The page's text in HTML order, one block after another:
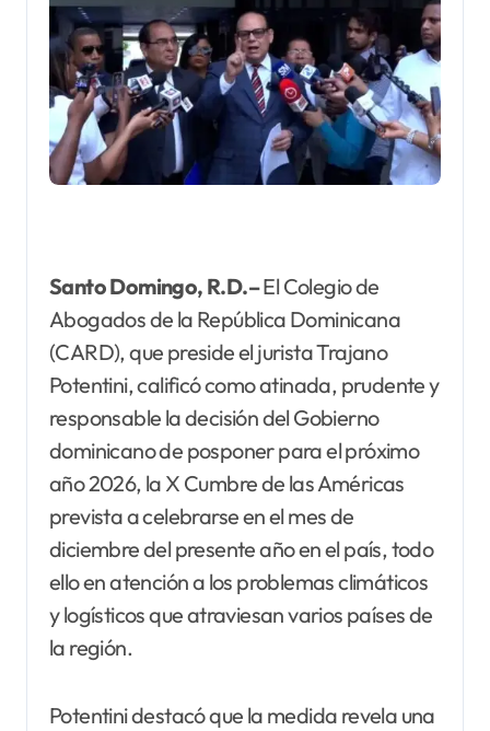
Santo Domingo, R.D.–El Colegio de
Abogados de la República Dominicana
(CARD), que preside el jurista Trajano
Potentini, calificó como atinada, prudente y
responsable la decisión del Gobierno
dominicano de posponer para el próximo
año 2026, la X Cumbre de las Américas
prevista a celebrarse en el mes de
diciembre del presente año en el país, todo
ello en atención a los problemas climáticos
y logísticos que atraviesan varios países de
la región.
Potentini destacó que la medida revela una